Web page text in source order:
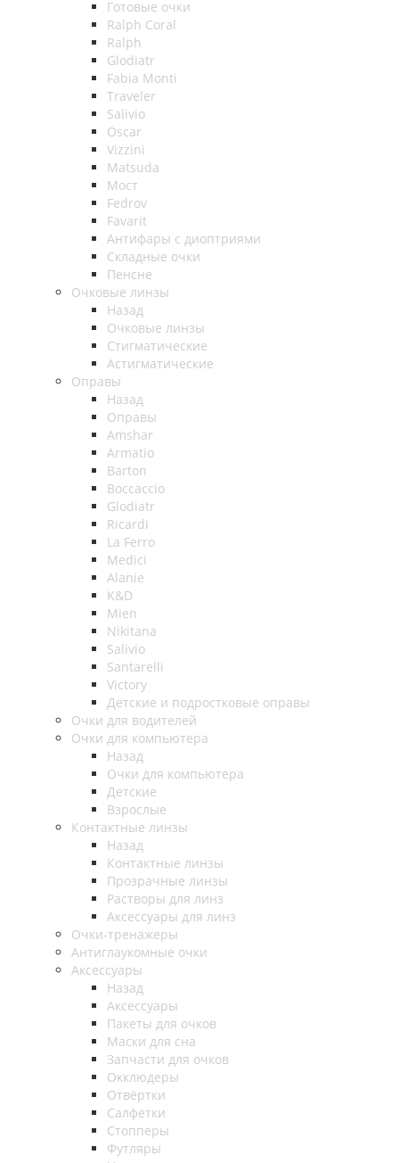
Готовые очки
Ralph Coral
Ralph
Glodiatr
Fabia Monti
Traveler
Salivio
Oscar
Vizzini
Matsuda
Мост
Fedrov
Favarit
Антифары с диоптриями
Складные очки
Пенсне
Очковые линзы
Назад
Очковые линзы
Стигматические
Астигматические
Оправы
Назад
Оправы
Amshar
Armatio
Barton
Boccaccio
Glodiatr
Ricardi
La Ferro
Medici
Alanie
K&D
Mien
Nikitana
Salivio
Santarelli
Victory
Детские и подростковые оправы
Очки для водителей
Очки для компьютера
Назад
Очки для компьютера
Детские
Взрослые
Контактные линзы
Назад
Контактные линзы
Прозрачные линзы
Растворы для линз
Аксессуары для линз
Очки-тренажеры
Антиглаукомные очки
Аксессуары
Назад
Аксессуары
Пакеты для очков
Маски для сна
Запчасти для очков
Окклюдеры
Отвёртки
Салфетки
Стопперы
Футляры